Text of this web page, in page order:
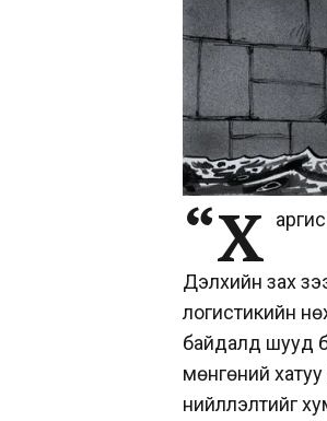
“Х
Дэлхийн зах
логистикийн
байдалд шууд
мөнгөний
нийлүүлэлтийг